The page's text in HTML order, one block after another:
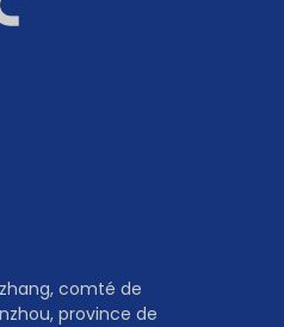
comté de
province de